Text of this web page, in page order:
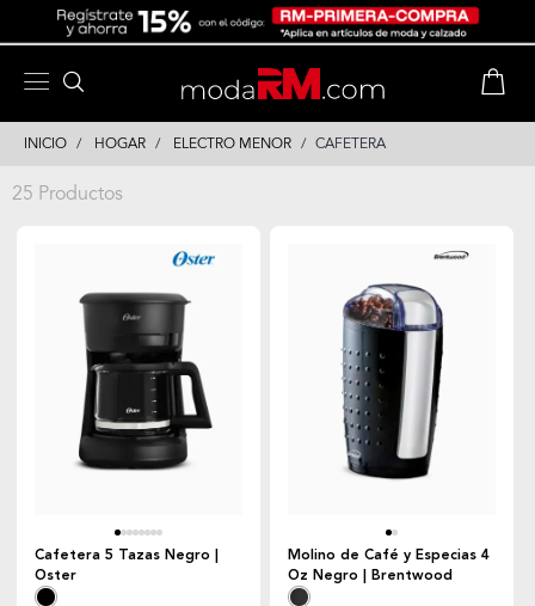
INICIO HOGAR ELECTRO MENOR CAFETERA
25 Productos
Cafetera 5 Tazas Negro |
Oster
Molino de Café y Especias 4
Oz Negro | Brentwood